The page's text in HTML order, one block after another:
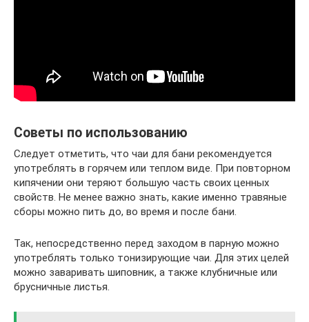
Советы по использованию
Следует отметить, что чаи для бани рекомендуется
употреблять в горячем или теплом виде. При повторном
кипячении они теряют большую часть своих ценных
свойств. Не менее важно знать, какие именно травяные
сборы можно пить до, во время и после бани.
Так, непосредственно перед заходом в парную можно
употреблять только тонизирующие чаи. Для этих целей
можно заваривать шиповник, а также клубничные или
брусничные листья.